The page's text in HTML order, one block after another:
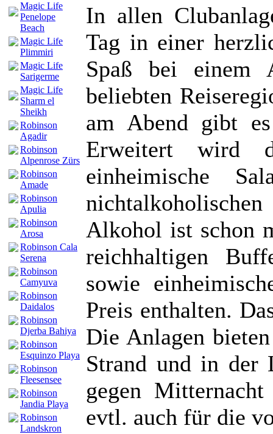
Magic Life
Penelope
Beach
Magic Life
Plimmiri
Magic Life
Sarigerme
Magic Life
Sharm el
Sheikh
Robinson
Agadir
Robinson
Alpenrose Zürs
Robinson
Amade
Robinson
Apulia
Robinson
Arosa
Robinson Cala
Serena
Robinson
Camyuva
Robinson
Daidalos
Robinson
Djerba Bahiya
Robinson
Esquinzo Playa
Robinson
Fleesensee
Robinson
Jandia Playa
Robinson
Landskron
In allen
Tag in einer
Spaß bei einem
beliebten
am Abend gibt
Erweitert wird
einheimische
Alkohol ist schon
reichhaltigen
sowie
Preis enthalten.
Die Anlagen
Strand und in der
gegen
evtl. auch für die